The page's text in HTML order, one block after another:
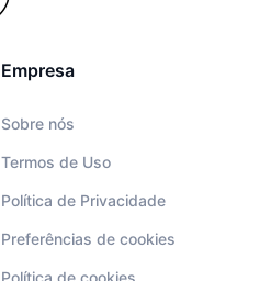
Empresa
Sobre nós
Termos de Uso
Política de Privacidade
Preferências de cookies